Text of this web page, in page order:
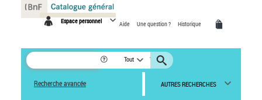
Espace personnel Aide Une question ? Historique
Tout
Recherche avancée AUTRES RECHERCHES
Panneau de gestion des cookies